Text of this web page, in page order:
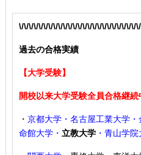
\/\/\/\/\/\/\/\/\/\/\/\/\/\/\/\/\/\/\/\/\/\/\/\/
過去の合格実績
【大学受験】
開校以来大学受験全員合格継続
・ 京都大学・名古屋工業大学・
命館大学・ 立教大学・青山学院